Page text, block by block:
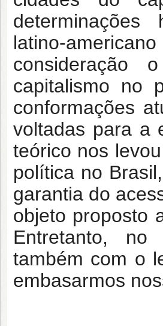
determinações
latino-
consideração
capitalismo no
conformações
voltadas para a
teórico nos
política no
garantia do
objeto proposto
Entretanto, no
também com o
embasarmos